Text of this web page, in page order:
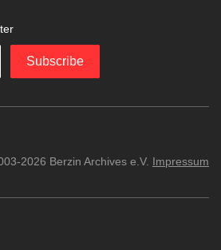
Subscribe
2026 Berzin Archives e.V. Impressum